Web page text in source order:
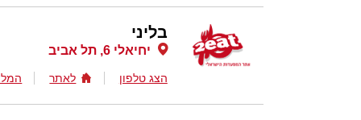
בליני
יחיאלי 6, תל אביב
הצג טלפון לאתר